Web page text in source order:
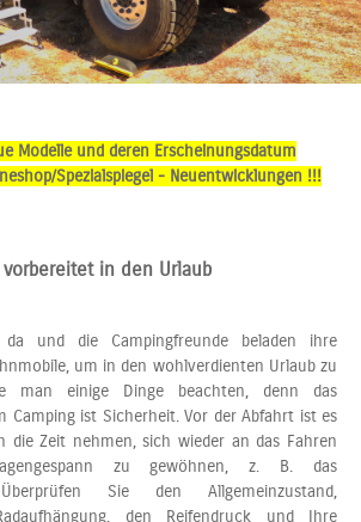
Modelle und deren Erscheinungsdatum
Spezialspiegel - Neuentwicklungen !!!
vorbereitet in den Urlaub
und die Campingfreunde beladen ihre
um in den wohlverdienten Urlaub zu
man einige Dinge beachten, denn das
Camping ist Sicherheit. Vor der Abfahrt ist es
die Zeit nehmen, sich wieder an das Fahren
zu gewöhnen, z. B. das
Sie den Allgemeinzustand,
den Reifendruck und Ihre